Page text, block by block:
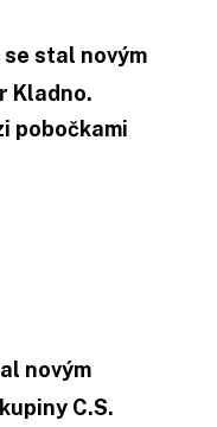
stal novým
Kladno.
pobočkami
novým
C.S.